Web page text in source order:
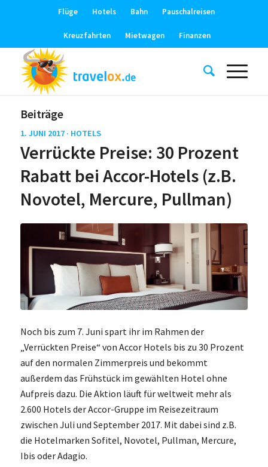
Flüge Hotels Bahn Pauschalreisen
Kreuzfahrten Mietwagen Finanzen
Beiträge
1. JUNI 2017 · HOTELS
Verrückte Preise: 30 Prozent
Rabatt bei Accor-Hotels (z.B.
Novotel, Mercure, Pullman)
Noch bis zum 7. Juni spart ihr im Rahmen der
„Verrückten Preise“ von Accor Hotels bis zu 30 Prozent
auf den normalen Zimmerpreis und bekommt
außerdem das Frühstück im gewählten Hotel ohne
Aufpreis dazu. Die Aktion läuft für weltweit mehr als
2.600 Hotels der Accor-Gruppe im Reisezeitraum
zwischen Juli und September 2017. Mit dabei sind z.B.
die Hotelmarken Sofitel, Novotel, Pullman, Mercure,
Ibis oder Adagio.